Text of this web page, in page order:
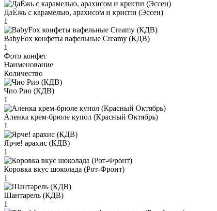
ДаЁжь с карамелью, арахисом и криспи (Эссен)
1
BabyFox конфеты вафельные Creamy (КДВ)
1
Фото конфет
Наименование
Количество
Чио Рио (КДВ)
1
Аленка крем-брюле купол (Красный Октябрь)
1
Ярче! арахис (КДВ)
1
Коровка вкус шоколада (Рот-Фронт)
1
Шантарель (КДВ)
1